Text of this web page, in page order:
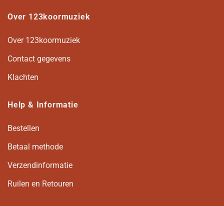
Over 123koormuziek
Over 123koormuziek
Contact gegevens
Klachten
Help & Informatie
Bestellen
Betaal methode
Verzendinformatie
Ruilen en Retouren